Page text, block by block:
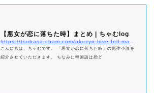
【悪女が恋に落ちた時】まとめ | ちゃむlog
こんにちは、ちゃむです。 「悪女が恋に落ちた時」の原作小説を
紹介させていただきます。 ちなみに韓国語は殆ど